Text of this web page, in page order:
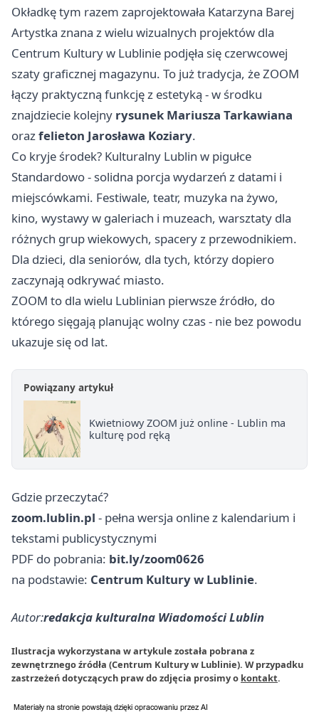
Okładkę tym razem zaprojektowała Katarzyna Barej
Artystka znana z wielu wizualnych projektów dla
Centrum Kultury w Lublinie podjęła się czerwcowej
szaty graficznej magazynu. To już tradycja, że ZOOM
łączy praktyczną funkcję z estetyką - w środku
znajdziecie kolejny rysunek Mariusza Tarkawiana
orazfelieton Jarosława Koziary.
Co kryje środek? Kulturalny Lublin w pigułce
Standardowo - solidna porcja wydarzeń z datami i
miejscówkami. Festiwale, teatr, muzyka na żywo,
kino, wystawy w galeriach i muzeach, warsztaty dla
różnych grup wiekowych, spacery z przewodnikiem.
Dla dzieci, dla seniorów, dla tych, którzy dopiero
zaczynają odkrywać miasto.
ZOOM to dla wielu Lublinian pierwsze źródło, do
którego sięgają planując wolny czas - nie bez powodu
ukazuje się od lat.
Powiązany artykuł
Kwietniowy ZOOM już online - Lublin ma
kulturę pod ręką
Gdzie przeczytać?
zoom.lublin.pl - pełna wersja online z kalendarium i
tekstami publicystycznymi
PDF do pobrania: bit.ly/zoom0626
na podstawie: Centrum Kultury w Lublinie.
Autor:redakcja kulturalna Wiadomości Lublin
Ilustracja wykorzystana w artykule została pobrana z
zewnętrznego źródła (Centrum Kultury w Lublinie). W przypadku
zastrzeżeń dotyczących praw do zdjęcia prosimy o kontakt.